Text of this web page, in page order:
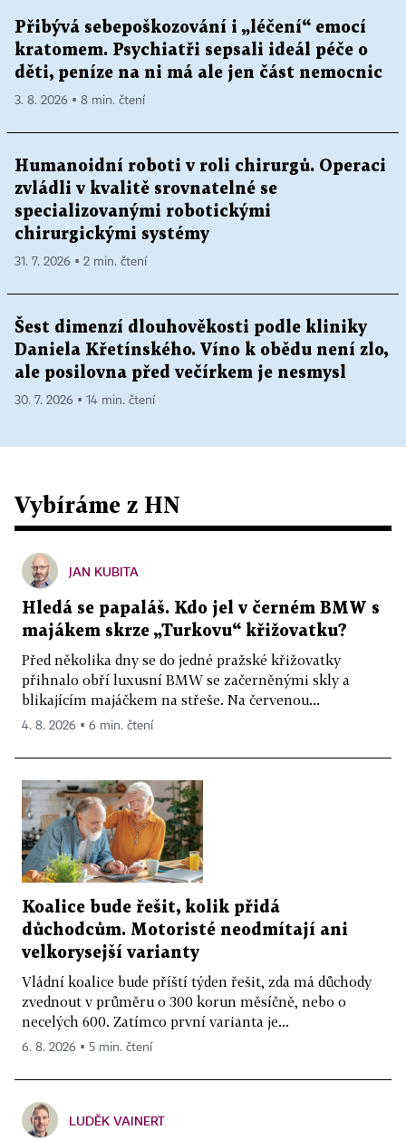
Přibývá sebepoškozování i „léčení“ emocí
kratomem. Psychiatři sepsali ideál péče o
děti, peníze na ni má ale jen část nemocnic
3. 8. 2026 ▪ 8 min. čtení
Humanoidní roboti v roli chirurgů. Operaci
zvládli v kvalitě srovnatelné se
specializovanými robotickými
chirurgickými systémy
31. 7. 2026 ▪ 2 min. čtení
Šest dimenzí dlouhověkosti podle kliniky
Daniela Křetínského. Víno k obědu není zlo,
ale posilovna před večírkem je nesmysl
30. 7. 2026 ▪ 14 min. čtení
Vybíráme z HN
JAN KUBITA
Hledá se papaláš. Kdo jel v černém BMW s
majákem skrze „Turkovu“ křižovatku?
Před několika dny se do jedné pražské křižovatky
přihnalo obří luxusní BMW se začerněnými skly a
blikajícím majáčkem na střeše. Na červenou...
4. 8. 2026 ▪ 6 min. čtení
Koalice bude řešit, kolik přidá
důchodcům. Motoristé neodmítají ani
velkorysejší varianty
Vládní koalice bude příští týden řešit, zda má důchody
zvednout v průměru o 300 korun měsíčně, nebo o
necelých 600. Zatímco první varianta je...
6. 8. 2026 ▪ 5 min. čtení
LUDĚK VAINERT